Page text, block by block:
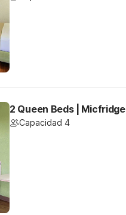
2 Queen Beds | Micfridge
Capacidad 4